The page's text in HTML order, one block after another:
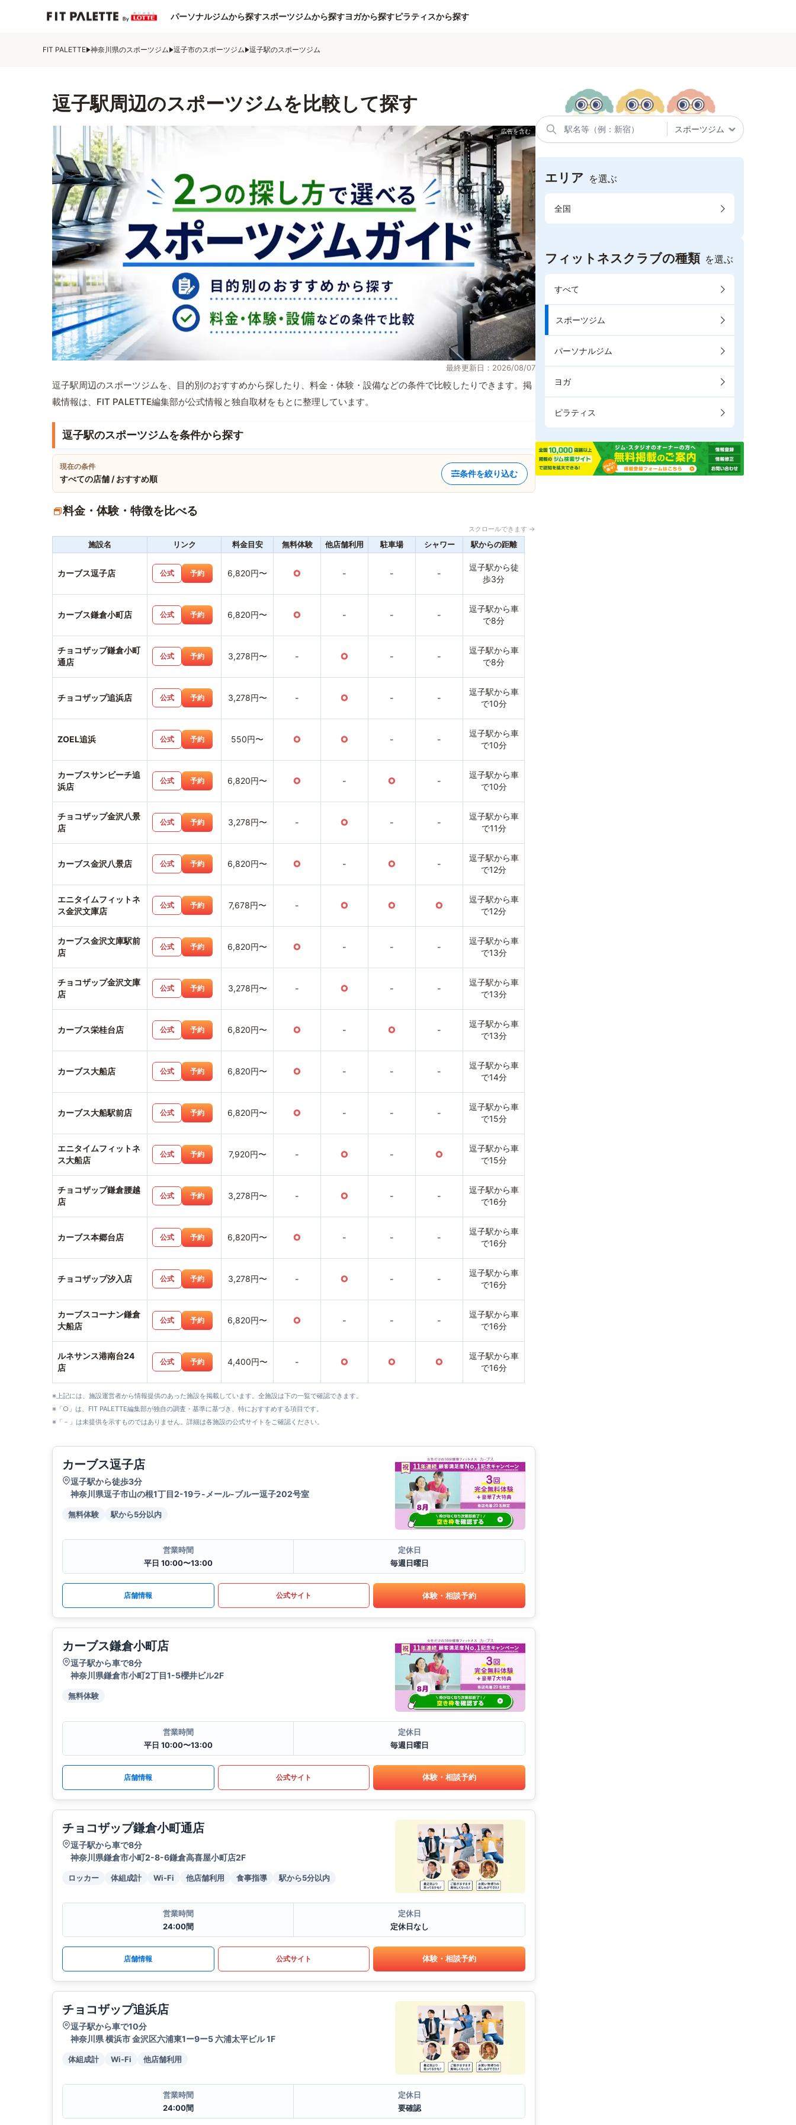
パーソナルジムから探すスポーツジムから探すヨガから探すピラティスから探す
FIT PALETTE 神奈川県のスポーツジム 逗子市のスポーツジム 逗子駅のスポーツジム
逗子駅周辺のスポーツジムを比較して探す
最終更新日：2026/08/07
逗子駅周辺のスポーツジムを、目的別のおすすめから探したり、料金・体験・設備などの条件で比較したりできます。掲
載情報は、FIT PALETTE編集部が公式情報と独自取材をもとに整理しています。
逗子駅のスポーツジムを条件から探す
現在の条件
すべての店舗 / おすすめ順
条件を絞り込む
料金・体験・特徴を比べる
スクロールできます →
施設名 リンク 料金目安 無料体験 他店舗利用 駐車場 シャワー 駅からの距離
カーブス逗子店 公式 予約 6,820円〜 ○ - - -
逗子駅から徒
歩3分
カーブス鎌倉小町店 公式 予約 6,820円〜 ○ - - -
逗子駅から車
で8分
チョコザップ鎌倉小町
通店
公式 予約 3,278円〜 - ○ - -
逗子駅から車
で8分
チョコザップ追浜店 公式 予約 3,278円〜 - ○ - -
逗子駅から車
で10分
ZOEL追浜 公式 予約 550円〜 ○ ○ - -
逗子駅から車
で10分
カーブスサンビーチ追
浜店
公式 予約 6,820円〜 ○ - ○ -
逗子駅から車
で10分
チョコザップ金沢八景
店
公式 予約 3,278円〜 - ○ - -
逗子駅から車
で11分
カーブス金沢八景店 公式 予約 6,820円〜 ○ - ○ -
逗子駅から車
で12分
エニタイムフィットネ
ス金沢文庫店
公式 予約 7,678円〜 - ○ ○ ○
逗子駅から車
で12分
カーブス金沢文庫駅前
店
公式 予約 6,820円〜 ○ - - -
逗子駅から車
で13分
チョコザップ金沢文庫
店
公式 予約 3,278円〜 - ○ - -
逗子駅から車
で13分
カーブス栄桂台店 公式 予約 6,820円〜 ○ - ○ -
逗子駅から車
で13分
カーブス大船店 公式 予約 6,820円〜 ○ - - -
逗子駅から車
で14分
カーブス大船駅前店 公式 予約 6,820円〜 ○ - - -
逗子駅から車
で15分
エニタイムフィットネ
ス大船店
公式 予約 7,920円〜 - ○ - ○
逗子駅から車
で15分
チョコザップ鎌倉腰越
店
公式 予約 3,278円〜 - ○ - -
逗子駅から車
で16分
カーブス本郷台店 公式 予約 6,820円〜 ○ - - -
逗子駅から車
で16分
チョコザップ汐入店 公式 予約 3,278円〜 - ○ - -
逗子駅から車
で16分
カーブスコーナン鎌倉
大船店
公式 予約 6,820円〜 ○ - - -
逗子駅から車
で16分
ルネサンス港南台24
店
公式 予約 4,400円〜 - ○ ○ ○
逗子駅から車
で16分
※上記には、施設運営者から情報提供のあった施設を掲載しています。全施設は下の一覧で確認できます。
※「○」は、FIT PALETTE編集部が独自の調査・基準に基づき、特におすすめする項目です。
※「－」は未提供を示すものではありません。詳細は各施設の公式サイトをご確認ください。
カーブス逗子店
逗子駅から徒歩3分
神奈川県逗子市山の根1丁目2-19ラ-メール-ブルー逗子202号室
無料体験 駅から5分以内
営業時間
平日 10:00〜13:00
定休日
毎週日曜日
店舗情報 公式サイト 体験・相談予約
カーブス鎌倉小町店
逗子駅から車で8分
神奈川県鎌倉市小町2丁目1-5櫻井ビル2F
無料体験
営業時間
平日 10:00〜13:00
定休日
毎週日曜日
店舗情報 公式サイト 体験・相談予約
チョコザップ鎌倉小町通店
逗子駅から車で8分
神奈川県鎌倉市小町2-8-6鎌倉高喜屋小町店2F
ロッカー 体組成計 Wi-Fi 他店舗利用 食事指導 駅から5分以内
営業時間
24:00間
定休日
定休日なし
店舗情報 公式サイト 体験・相談予約
チョコザップ追浜店
逗子駅から車で10分
神奈川県 横浜市 金沢区六浦東1ー9ー5 六浦太平ビル 1F
体組成計 Wi-Fi 他店舗利用
営業時間
24:00間
定休日
要確認
エリア を選ぶ
全国
フィットネスクラブの種類 を選ぶ
すべて
スポーツジム
パーソナルジム
ヨガ
ピラティス